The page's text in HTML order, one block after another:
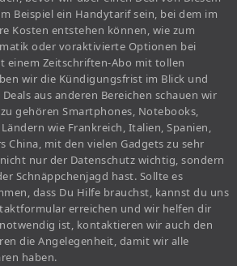
Beispiel ein Handytarif sein, bei dem im
Kosten entstehen können, wie zum
oder voraktivierte Optionen bei
einem Zeitschriften-Abo mit tollen
wir die Kündigungsfrist im Blick und
aus anderen Bereichen schauen wir
gehören Smartphones, Notebooks,
wie Frankreich, Italien, Spanien,
China, mit den vielen Gadgets zu sehr
nur der Datenschutz wichtig, sondern
Schnäppchenjagd hast. Sollte es
dass Du Hilfe brauchst, kannst du uns
erreichen und wir helfen dir
ist, kontaktieren wir auch den
die Angelegenheit, damit wir alle
haben.